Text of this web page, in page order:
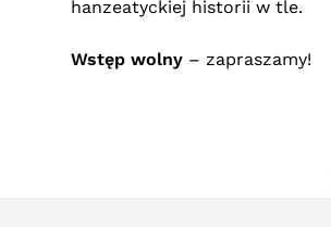
hanzeatyckiej historii w tle.
Wstęp wolny – zapraszamy!